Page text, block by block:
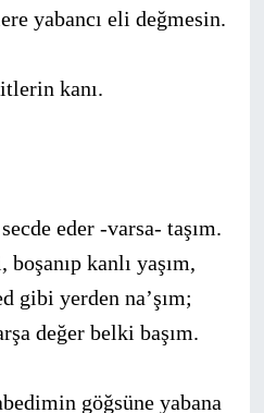
yabancı eli değmesin.
kanı.
eder -varsa- taşım.
kanlı yaşım,
gibi yerden na’şım;
değer belki başım.
göğsüne yabana